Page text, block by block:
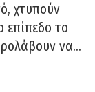
χτυπούν
επίπεδο το
να…